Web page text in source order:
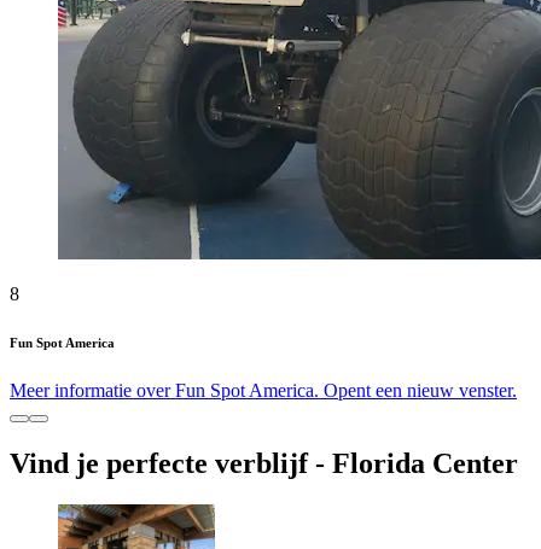
8
Fun Spot America
Meer informatie over Fun Spot America. Opent een nieuw venster.
Vind je perfecte verblijf - Florida Center